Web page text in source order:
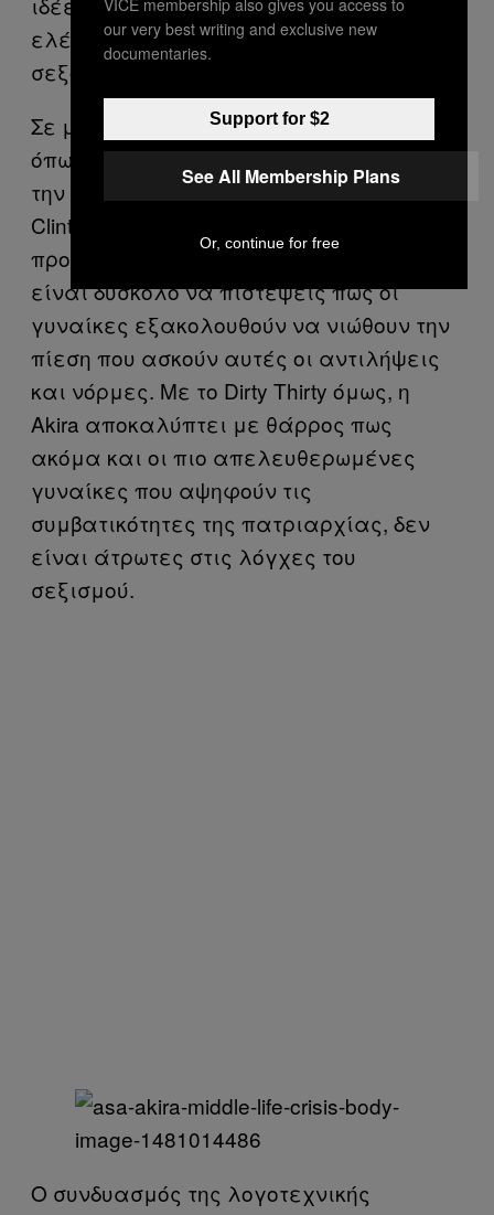
ελέγχου πάνω στα σώματα και την
σεξουαλικότητα των γυναικών».
Σε μια εποχή όπου αστέρες της ποπ
όπως η Beyonce ξεστομίζουν περήφανα
την λέξη «φεμινίστρια» και η Hillary
Clinton έφτασε τόσο κοντά στην
προεδρία των Ηνωμένων Πολιτειών,
είναι δύσκολο να πιστέψεις πως οι
γυναίκες εξακολουθούν να νιώθουν την
πίεση που ασκούν αυτές οι αντιλήψεις
και νόρμες. Με το Dirty Thirty όμως, η
Akira αποκαλύπτει με θάρρος πως
ακόμα και οι πιο απελευθερωμένες
γυναίκες που αψηφούν τις
συμβατικότητες της πατριαρχίας, δεν
είναι άτρωτες στις λόγχες του
σεξισμού.
Ο συνδυασμός της λογοτεχνικής
our very best writing and exclusive new
documentaries.
Support for $2
See All Membership Plans
Or, continue for free